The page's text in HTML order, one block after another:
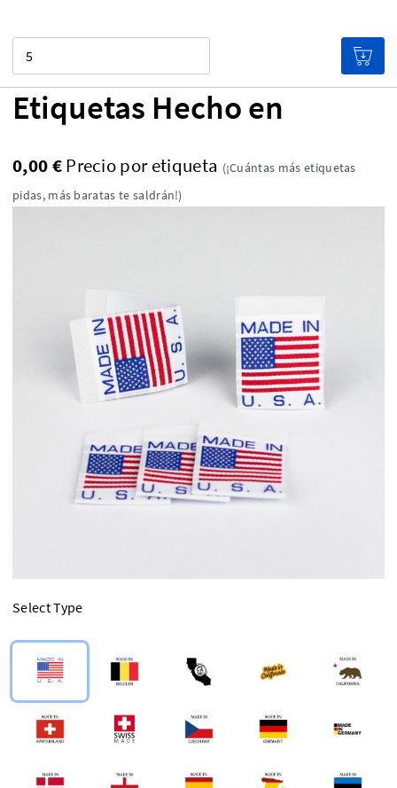
Etiquetas Hecho en
0,00 €Precio por etiqueta (¡Cuántas más etiquetas
pidas, más baratas te saldrán!)
Select Type